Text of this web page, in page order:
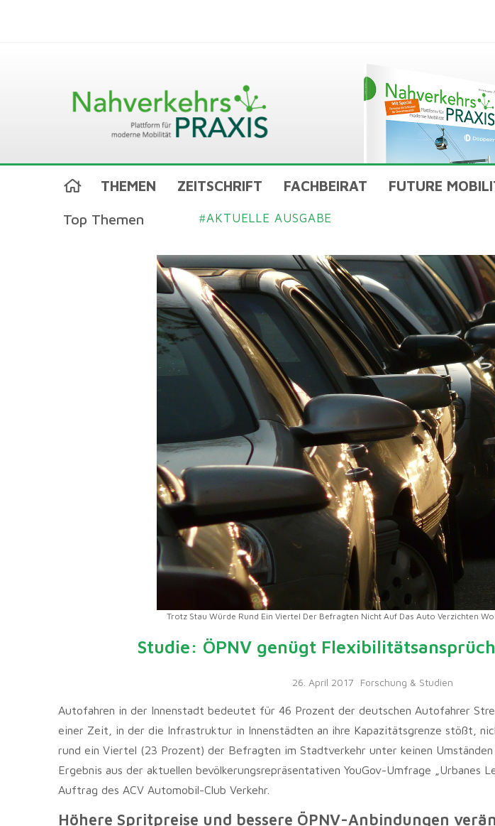
THEMEN ZEITSCHRIFT FACHBEIRAT FUTURE
Top Themen #AKTUELLE AUSGABE
Trotz Stau Würde Rund Ein Viertel Der Befragten Nicht Auf Das Auto Verzichten
Studie: ÖPNV genügt
26. April 2017 Forschung & Studien
Autofahren in der Innenstadt bedeutet für 46 Prozent der deutschen Autofahrer
einer Zeit, in der die Infrastruktur in Innenstädten an ihre Kapazitätsgrenze stößt,
rund ein Viertel (23 Prozent) der Befragten im Stadtverkehr unter keinen
Ergebnis aus der aktuellen bevölkerungsrepräsentativen YouGov-Umfrage „Urbanes
Auftrag des ACV Automobil-Club Verkehr.
Höhere Spritpreise und bessere ÖPNV-Anbindungen